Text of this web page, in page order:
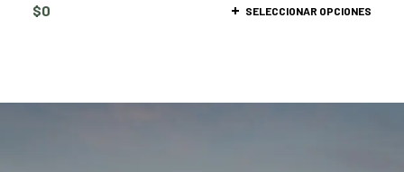
$0 SELECCIONAR OPCIONES